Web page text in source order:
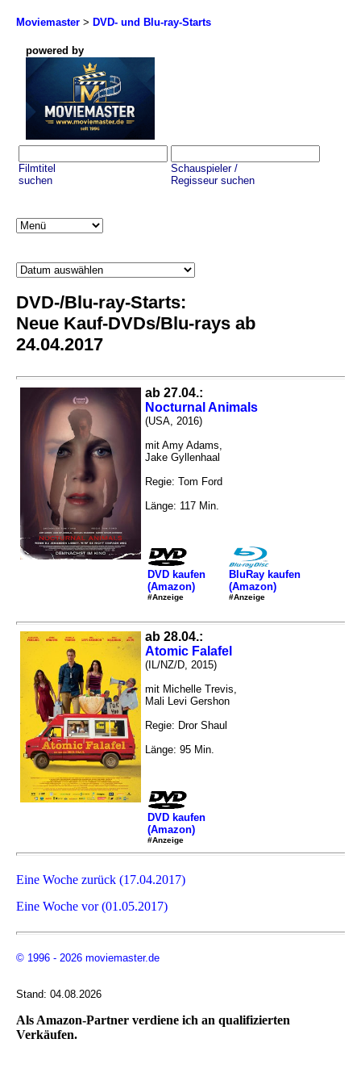
Moviemaster > DVD- und Blu-ray-Starts
powered by
Filmtitel
suchen
Schauspieler /
Regisseur suchen
DVD-/Blu-ray-Starts:
Neue Kauf-DVDs/Blu-rays ab
24.04.2017
ab 27.04.:
Nocturnal Animals
(USA, 2016)
mit Amy Adams,
Jake Gyllenhaal
Regie: Tom Ford
Länge: 117 Min.
DVD kaufen
(Amazon)
#Anzeige
BluRay kaufen
(Amazon)
#Anzeige
ab 28.04.:
Atomic Falafel
(IL/NZ/D, 2015)
mit Michelle Trevis,
Mali Levi Gershon
Regie: Dror Shaul
Länge: 95 Min.
DVD kaufen
(Amazon)
#Anzeige
Eine Woche zurück (17.04.2017)
Eine Woche vor (01.05.2017)
© 1996 - 2026 moviemaster.de
Stand: 04.08.2026
Als Amazon-Partner verdiene ich an qualifizierten
Verkäufen.